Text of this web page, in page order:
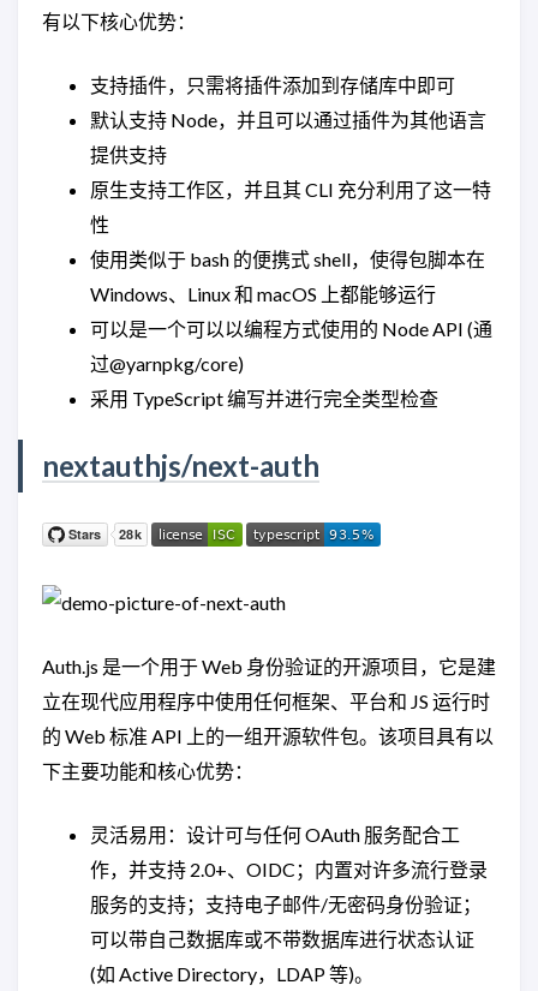
有以下核心优势：
支持插件，只需将插件添加到存储库中即可
默认支持 Node，并且可以通过插件为其他语言
提供支持
原生支持工作区，并且其 CLI 充分利用了这一特
性
使用类似于 bash 的便携式 shell，使得包脚本在
Windows、Linux 和 macOS 上都能够运行
可以是一个可以以编程方式使用的 Node API (通
过@yarnpkg/core)
采用 TypeScript 编写并进行完全类型检查
nextauthjs/next-auth
Auth.js 是一个用于 Web 身份验证的开源项目，它是建
立在现代应用程序中使用任何框架、平台和 JS 运行时
的 Web 标准 API 上的一组开源软件包。该项目具有以
下主要功能和核心优势：
灵活易用：设计可与任何 OAuth 服务配合工
作，并支持 2.0+、OIDC；内置对许多流行登录
服务的支持；支持电子邮件/无密码身份验证；
可以带自己数据库或不带数据库进行状态认证
(如 Active Directory，LDAP 等)。